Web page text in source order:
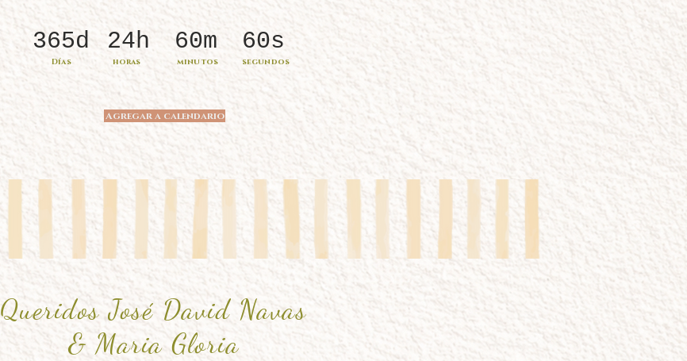
Días horas minutos segundos
365d 24h 60m 60s
Agregar a calendario
Queridos José David Navas
& Maria Gloria